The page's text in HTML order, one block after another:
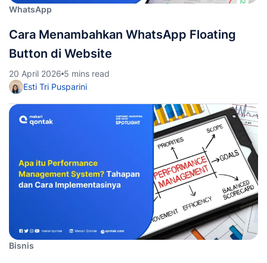
WhatsApp
Cara Menambahkan WhatsApp Floating
Button di Website
20 April 2026 5 mins read
Esti Tri Pusparini
Bisnis